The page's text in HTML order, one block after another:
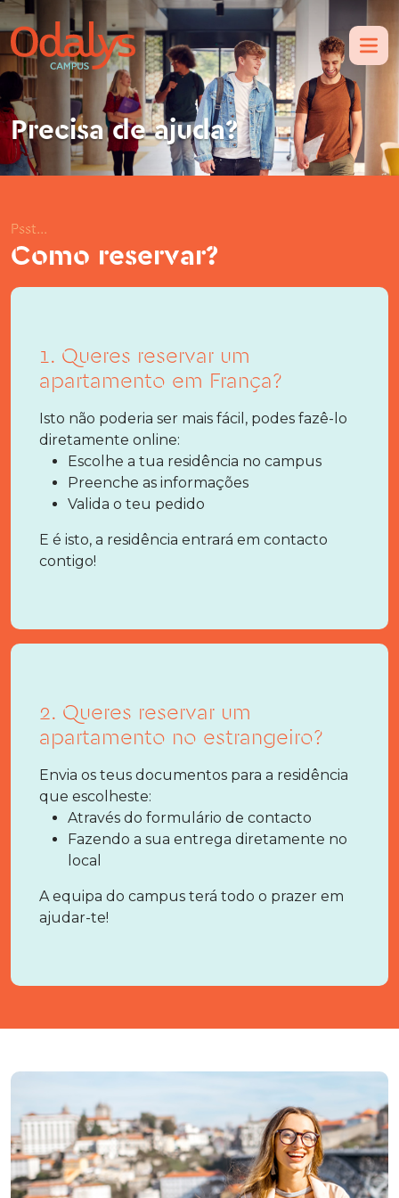
Precisa de ajuda?
Psst...
Como reservar?
1. Queres reservar um
apartamento em França?
Isto não poderia ser mais fácil, podes fazê-lo
diretamente online:
Escolhe a tua residência no campus
Preenche as informações
Valida o teu pedido
E é isto, a residência entrará em contacto
contigo!
2. Queres reservar um
apartamento no estrangeiro?
Envia os teus documentos para a residência
que escolheste:
Através do formulário de contacto
Fazendo a sua entrega diretamente no
local
A equipa do campus terá todo o prazer em
ajudar-te!